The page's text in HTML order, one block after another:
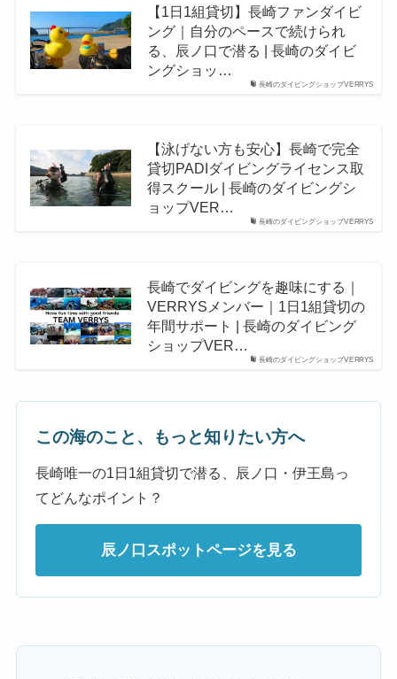
長崎のダイビングショップVERRYS
【1日1組貸切】長崎ファンダイビ
ング｜自分のペースで続けられ
る、辰ノ口で潜る | 長崎のダイビ
ングショッ…
長崎のダイビングショップVERRYS
【泳げない方も安心】長崎で完全
貸切PADIダイビングライセンス取
得スクール | 長崎のダイビングシ
ョップVER…
長崎のダイビングショップVERRYS
長崎でダイビングを趣味にする｜
VERRYSメンバー｜1日1組貸切の
年間サポート | 長崎のダイビング
ショップVER…
この海のこと、もっと知りたい方へ
長崎唯一の1日1組貸切で潜る、辰ノ口・伊王島っ
てどんなポイント？
辰ノ口スポットページを見る